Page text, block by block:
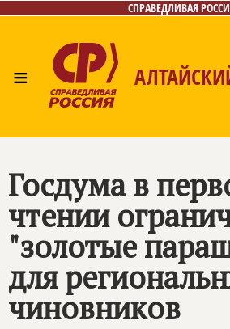
СПРАВЕДЛИВАЯ
≡
Госдума в
чтении
"золотые
для
чиновников